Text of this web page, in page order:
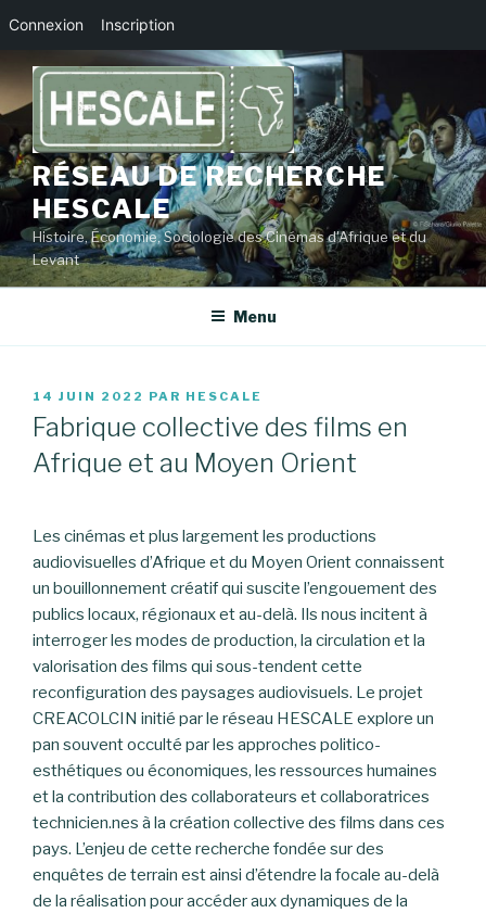
Connexion Inscription
au
contenu
principal
RÉSEAU DE RECHERCHE
HESCALE
Histoire, Économie, Sociologie des Cinémas d'Afrique et du
Levant
Menu
PUBLIÉ
LE
14 JUIN 2022 PAR HESCALE
Fabrique collective des films en
Afrique et au Moyen Orient
Les cinémas et plus largement les productions
audiovisuelles d’Afrique et du Moyen Orient connaissent
un bouillonnement créatif qui suscite l’engouement des
publics locaux, régionaux et au-delà. Ils nous incitent à
interroger les modes de production, la circulation et la
valorisation des films qui sous-tendent cette
reconfiguration des paysages audiovisuels. Le projet
CREACOLCIN initié par le réseau HESCALE explore un
pan souvent occulté par les approches politico-
esthétiques ou économiques, les ressources humaines
et la contribution des collaborateurs et collaboratrices
technicien.nes à la création collective des films dans ces
pays. L’enjeu de cette recherche fondée sur des
enquêtes de terrain est ainsi d’étendre la focale au-delà
de la réalisation pour accéder aux dynamiques de la